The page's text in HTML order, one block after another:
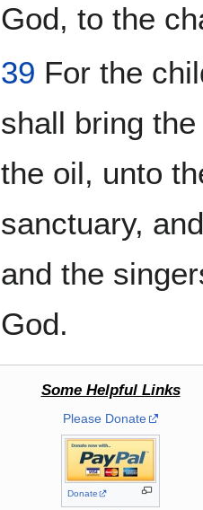
God, to the
39 For the
shall bring
the oil, unto
sanctuary,
and the
God.
Some Helpful Links
Please Donate
Donate